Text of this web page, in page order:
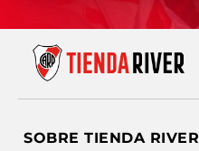
SOBRE TIENDA RIVER